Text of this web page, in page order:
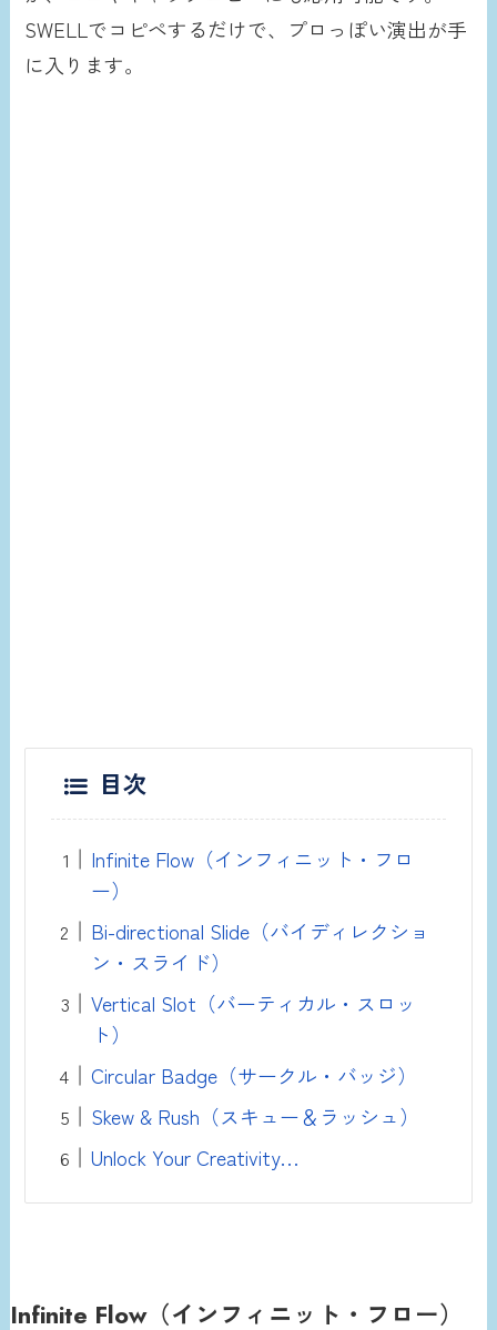
SWELLでコピペするだけで、プロっぽい演出が手
に入ります。
目次
Infinite Flow（インフィニット・フロ
ー）
Bi-directional Slide（バイディレクショ
ン・スライド）
Vertical Slot（バーティカル・スロッ
ト）
Circular Badge（サークル・バッジ）
Skew & Rush（スキュー＆ラッシュ）
Unlock Your Creativity…
Infinite Flow（インフィニット・フロー）